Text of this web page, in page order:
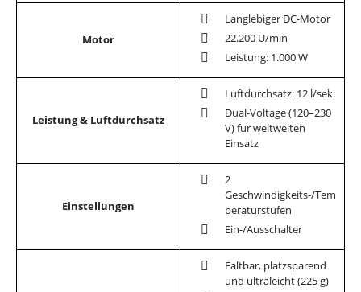
Motor
Langlebiger DC-Motor
22.200 U/min
Leistung: 1.000 W
Leistung & Luftdurchsatz
Luftdurchsatz: 12 l/sek.
Dual-Voltage (120–230
V) für weltweiten
Einsatz
Einstellungen
2
Geschwindigkeits-/Tem
peraturstufen
Ein-/Ausschalter
Faltbar, platzsparend
und ultraleicht (225 g)